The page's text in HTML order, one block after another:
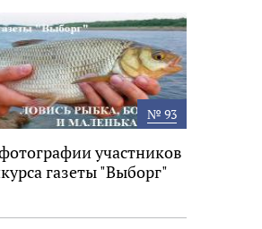
№ 93
участников
газеты "Выборг"